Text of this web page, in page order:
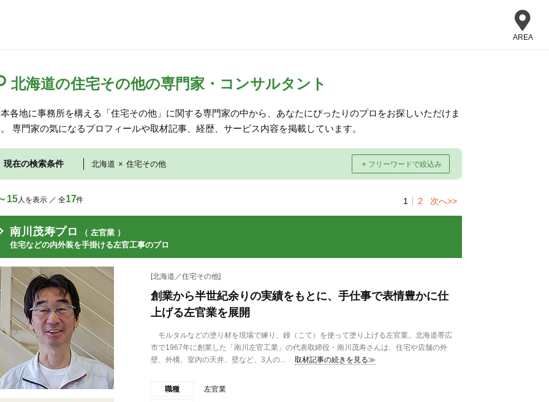
AREA
北海道の住宅その他の専門家・コンサルタント
各地に事務所を構える「住宅その他」に関する専門家の中から、あなたにぴったりのプロをお探しいただけま
専門家の気になるプロフィールや取材記事、経歴、サービス内容を掲載しています。
現在の検索条件 北海道 × 住宅その他 ＋ フリーワードで絞込み
15人を表示 ／ 全17件 1 2 次へ>>
南川茂寿プロ
（ 左官業 ）
住宅などの内外装を手掛ける左官工事のプロ
[北海道／住宅その他]
創業から半世紀余りの実績をもとに、手仕事で表情豊かに仕
上げる左官業を展開
モルタルなどの塗り材を現場で練り、鏝（こて）を使って塗り上げる左官業。北海道帯広
市で1967年に創業した「南川左官工業」の代表取締役・南川茂寿さんは、住宅や店舗の外
壁、外構、室内の天井、壁など、3人の...
取材記事の続きを見る≫
職種 左官業